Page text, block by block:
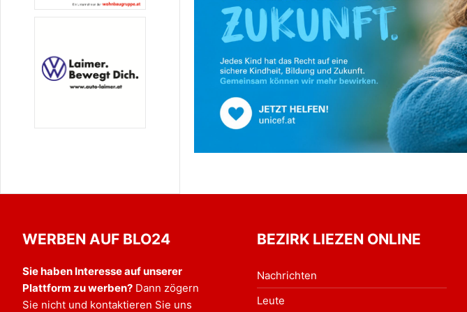
WERBEN AUF BLO24
Sie haben Interesse auf unserer
Plattform zu werben? Dann zögern
Sie nicht und kontaktieren Sie uns
BEZIRK LIEZEN ONLINE
Nachrichten
Leute